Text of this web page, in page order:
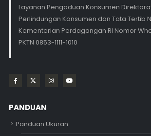
Layanan Pengaduan Konsumen
Perlindungan Konsumen dan Tata Tertib
Kementerian Perdagangan RI Nomor
PKTN 0853-1111-1010
PANDUAN
Panduan Ukuran